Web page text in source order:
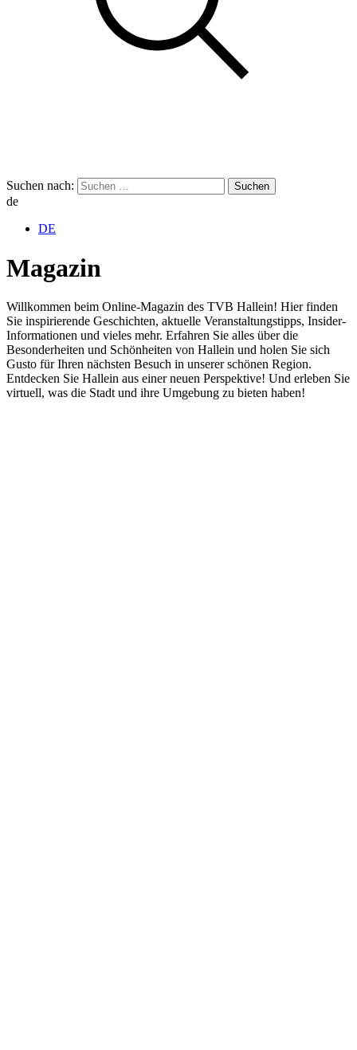
Suchen nach:
de
DE
Magazin
Willkommen beim Online-Magazin des TVB Hallein! Hier finden
Sie inspirierende Geschichten, aktuelle Veranstaltungstipps, Insider-
Informationen und vieles mehr. Erfahren Sie alles über die
Besonderheiten und Schönheiten von Hallein und holen Sie sich
Gusto für Ihren nächsten Besuch in unserer schönen Region.
Entdecken Sie Hallein aus einer neuen Perspektive! Und erleben Sie
virtuell, was die Stadt und ihre Umgebung zu bieten haben!